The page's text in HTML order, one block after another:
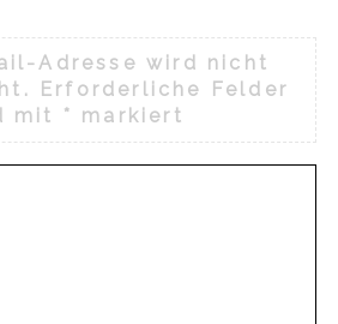
Adresse wird nicht
Erforderliche Felder
mit * markiert